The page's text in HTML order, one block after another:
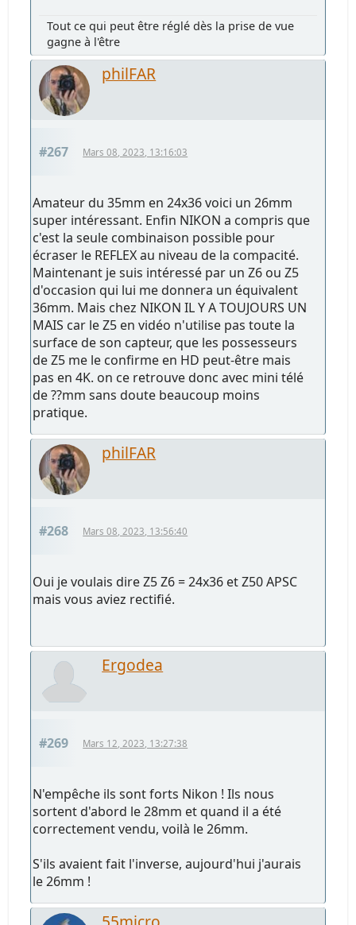
Tout ce qui peut être réglé dès la prise de vue
gagne à l'être
philFAR
#267 Mars 08, 2023, 13:16:03
Amateur du 35mm en 24x36 voici un 26mm
super intéressant. Enfin NIKON a compris que
c'est la seule combinaison possible pour
écraser le REFLEX au niveau de la compacité.
Maintenant je suis intéressé par un Z6 ou Z5
d'occasion qui lui me donnera un équivalent
36mm. Mais chez NIKON IL Y A TOUJOURS UN
MAIS car le Z5 en vidéo n'utilise pas toute la
surface de son capteur, que les possesseurs
de Z5 me le confirme en HD peut-être mais
pas en 4K. on ce retrouve donc avec mini télé
de ??mm sans doute beaucoup moins
pratique.
philFAR
#268 Mars 08, 2023, 13:56:40
Oui je voulais dire Z5 Z6 = 24x36 et Z50 APSC
mais vous aviez rectifié.
Ergodea
#269 Mars 12, 2023, 13:27:38
N'empêche ils sont forts Nikon ! Ils nous
sortent d'abord le 28mm et quand il a été
correctement vendu, voilà le 26mm.
S'ils avaient fait l'inverse, aujourd'hui j'aurais
le 26mm !